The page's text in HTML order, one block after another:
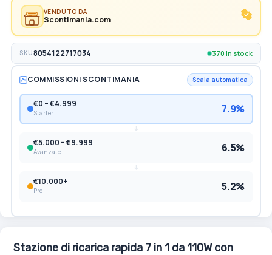
VENDUTO DA
Scontimania.com
SKU8054122717034 370 in stock
COMMISSIONI SCONTIMANIA Scala automatica
€0 – €4.999
Starter 7.9%
€5.000 – €9.999
Avanzate 6.5%
€10.000+
Pro 5.2%
Stazione di ricarica rapida 7 in 1 da 110W con